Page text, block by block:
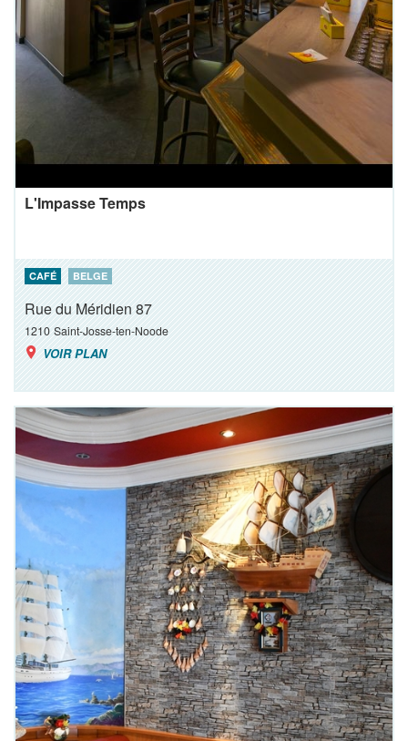
L'Impasse Temps
CAFÉ BELGE
Rue du Méridien 87
1210 Saint-Josse-ten-Noode
VOIR PLAN